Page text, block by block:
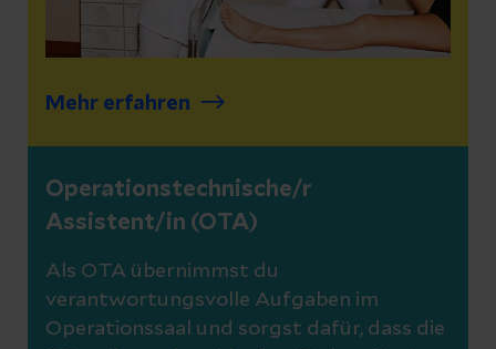
Mehr erfahren
Operationstechnische/r
Assistent/in (OTA)
Als OTA übernimmst du
verantwortungsvolle Aufgaben im
Operationssaal und sorgst dafür, dass die